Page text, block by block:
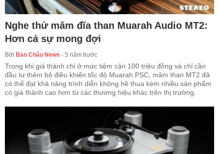
Nghe thử mâm đĩa than Muarah Audio MT2:
Hơn cả sự mong đợi
Bởi Bảo Châu News - 5 năm trước
Trong khi giá thành chỉ ở mức tiệm cận 100 triệu đồng và chỉ cần
đầu tư thêm bộ điều khiển tốc độ Muarah PSC, mâm than MT2 đã
có thể đạt khả năng trình diễn không hề thua kém nhiều sản phẩm
có giá thành cao hơn từ các thương hiệu khác trên thị trường.